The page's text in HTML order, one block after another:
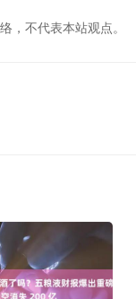
，不代表本站观点。